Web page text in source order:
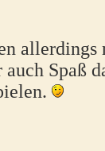
allerdings
Spaß